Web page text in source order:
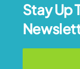
Stay Up